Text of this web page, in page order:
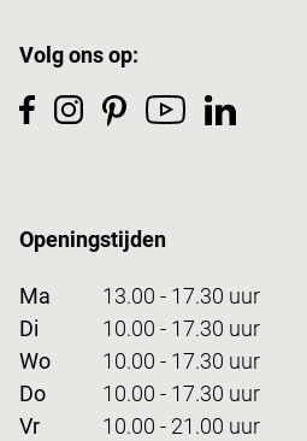
Volg ons op:
Openingstijden
Ma
13.00 - 17.30 uur
Di
10.00 - 17.30 uur
Wo
10.00 - 17.30 uur
Do
10.00 - 17.30 uur
Vr
10.00 - 21.00 uur